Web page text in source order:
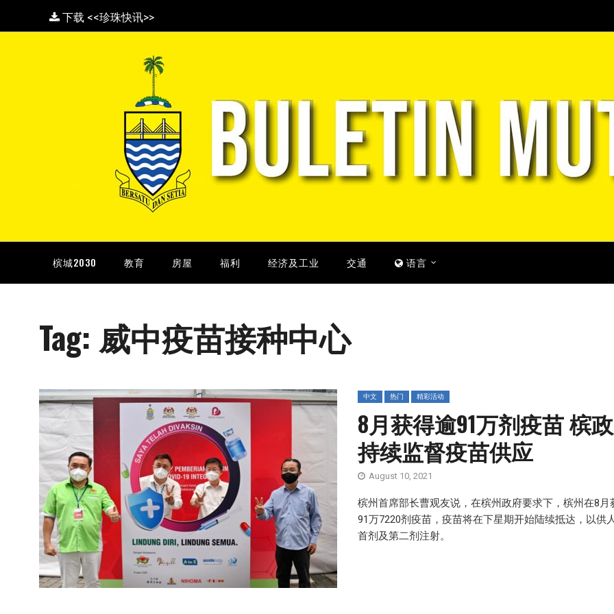
下载 <<珍珠快讯>>
槟城2030 教育 房屋 福利 经济及工业 交通 语言
Tag: 威中疫苗接种中心
中文 热门 精彩活动
8月获得逾91万剂疫苗 槟
持续监督疫苗供应
August 10, 2021
槟州首席部长曹观友说，在槟州政府要求下，槟州在8月
91万7220剂疫苗，疫苗将在下星期开始陆续抵达，以供
首剂及第二剂注射。